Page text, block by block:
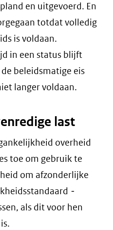
en uitgevoerd. En
totdat volledig
is voldaan.
in een status blijft
beleidsmatige eis
langer voldaan.
last
overheid
toe om gebruik te
om afzonderlijke
-
als dit voor hen